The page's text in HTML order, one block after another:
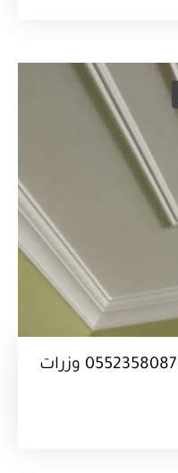
تركيب وزرات فوم بمكة ت: 0552358087 وزرات